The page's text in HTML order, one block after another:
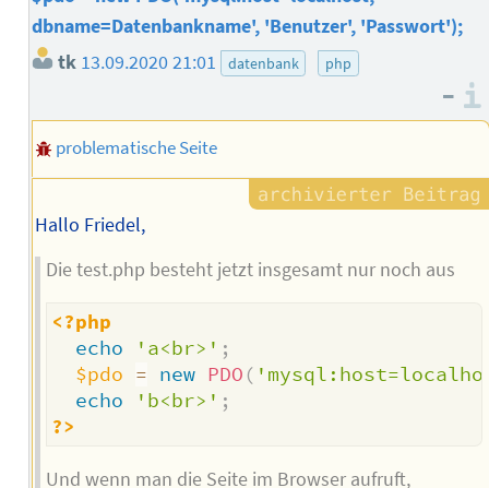
dbname=Datenbankname', 'Benutzer', 'Passwort');
tk 13.09.2020 21:01 datenbank php
–
problematische Seite
Hallo Friedel,
Die test.php besteht jetzt insgesamt nur noch aus
<?php
echo
'a<br>' ;
$pdo = new PDO (
echo
'b<br>' ;
?>
Und wenn man die Seite im Browser aufruft,